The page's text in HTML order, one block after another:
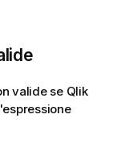
valide se Qlik